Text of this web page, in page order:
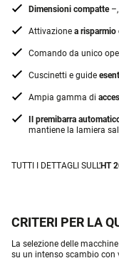
Dimensioni compatte–,
Attivazione a risparmio
Comando da unico
Cuscinetti e guide
Ampia gamma di
Il premibarra
mantiene la lamiera
TUTTI I DETTAGLI SULL’HT
CRITERI PER LA
La selezione delle
su un intenso scambio con